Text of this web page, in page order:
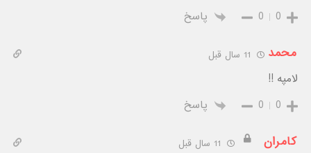
0
0 پاسخ
محمد
لامپه !!
0
0 پاسخ
کامران